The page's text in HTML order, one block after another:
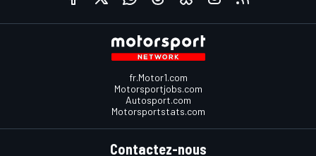
fr.Motor1.com
Motorsportjobs.com
Autosport.com
Motorsportstats.com
Contactez-nous